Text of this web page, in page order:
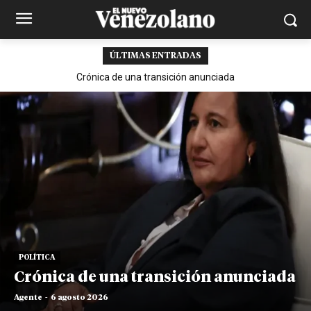
ÚLTIMAS ENTRADAS
Crónica de una transición anunciada
POLÍTICA
Crónica de una transición anunciada
Agente - 6 agosto 2026